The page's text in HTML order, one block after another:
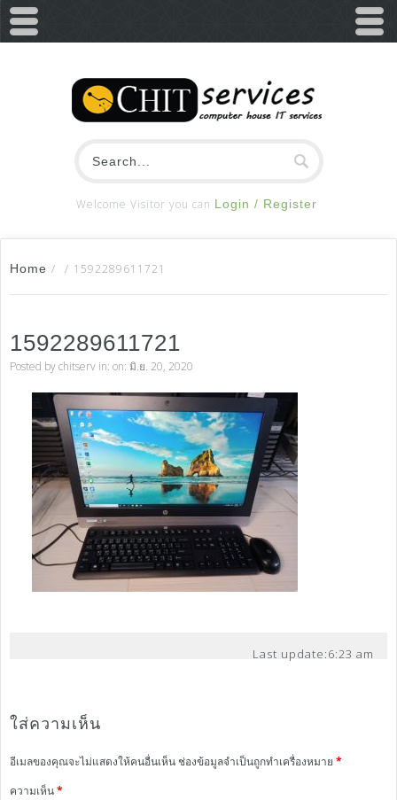
Welcome Visitor you can Login / Register
Home / / 1592289611721
1592289611721
Posted bychitserv in: on: มิ.ย. 20, 2020
Last update:6:23 am
ใส่ความเห็น
อีเมลของคุณจะไม่แสดงให้คนอื่นเห็นช่องข้อมูลจำเป็นถูกทำเครื่องหมาย *
ความเห็น*